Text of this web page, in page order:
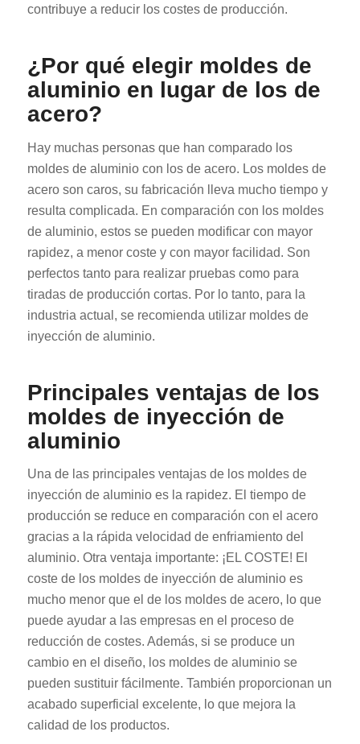
contribuye a reducir los costes de producción.
¿Por qué elegir moldes de
aluminio en lugar de los de
acero?
Hay muchas personas que han comparado los
moldes de aluminio con los de acero. Los moldes de
acero son caros, su fabricación lleva mucho tiempo y
resulta complicada. En comparación con los moldes
de aluminio, estos se pueden modificar con mayor
rapidez, a menor coste y con mayor facilidad. Son
perfectos tanto para realizar pruebas como para
tiradas de producción cortas. Por lo tanto, para la
industria actual, se recomienda utilizar moldes de
inyección de aluminio.
Principales ventajas de los
moldes de inyección de
aluminio
Una de las principales ventajas de los moldes de
inyección de aluminio es la rapidez. El tiempo de
producción se reduce en comparación con el acero
gracias a la rápida velocidad de enfriamiento del
aluminio. Otra ventaja importante: ¡EL COSTE! El
coste de los moldes de inyección de aluminio es
mucho menor que el de los moldes de acero, lo que
puede ayudar a las empresas en el proceso de
reducción de costes. Además, si se produce un
cambio en el diseño, los moldes de aluminio se
pueden sustituir fácilmente. También proporcionan un
acabado superficial excelente, lo que mejora la
calidad de los productos.